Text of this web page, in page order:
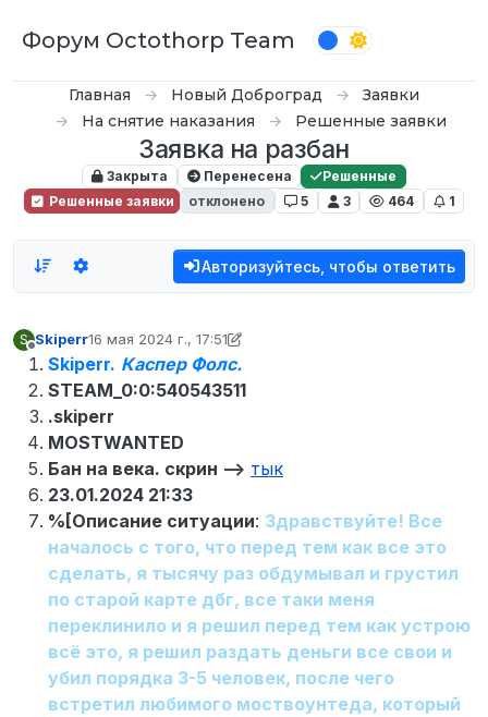
Форум Octothorp Team
Главная Новый Доброград
Заявки
На снятие наказания
Решенные заявки
Заявка на разбан
Закрыта Перенесена
Решенные
Решенные заявки
отклонено 5 3 464 1
Авторизуйтесь, чтобы ответить
S
Не в сети
Skiperr16 мая 2024 г., 17:51
отредактировано inquizzy
Skiperr. Каспер Фолс.
STEAM_0:0:540543511
.skiperr
MOSTWANTED
Бан на века. скрин --> тык
23.01.2024 21:33
%[Описание ситуации: Здравствуйте! Все
началось с того, что перед тем как все это
сделать, я тысячу раз обдумывал и грустил
по старой карте дбг, все таки меня
переклинило и я решил перед тем как устрою
всё это, я решил раздать деньги все свои и
убил порядка 3-5 человек, после чего
встретил любимого моствоунтеда, который